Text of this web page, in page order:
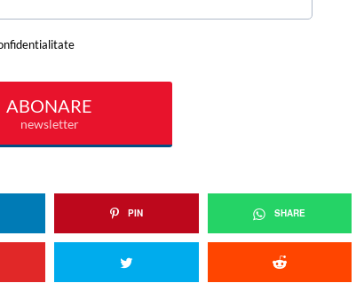
PIN SHARE